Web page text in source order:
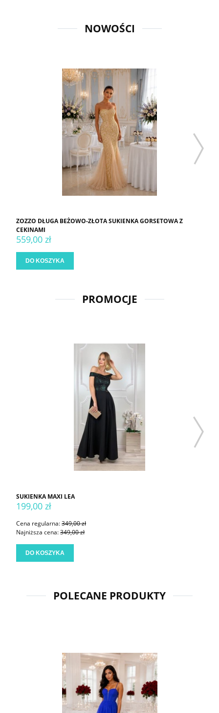
NOWOŚCI
ZOZZO DŁUGA BEŻOWO-ZŁOTA SUKIENKA GORSETOWA Z
CEKINAMI
559,00 zł
DO KOSZYKA
PROMOCJE
SUKIENKA MAXI LEA
199,00 zł
Cena regularna:349,00 zł
Najniższa cena:349,00 zł
DO KOSZYKA
POLECANE PRODUKTY